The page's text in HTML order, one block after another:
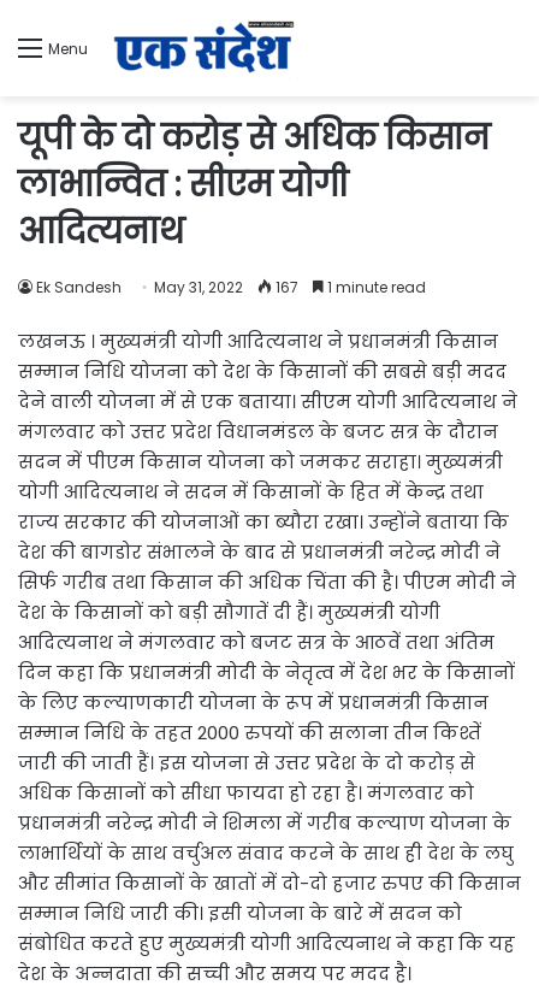
Menu
यूपी के दो करोड़ से अधिक किसान
लाभान्वित : सीएम योगी
आदित्यनाथ
Ek Sandesh May 31, 2022 167 1 minute read
लखनऊ । मुख्यमंत्री योगी आदित्यनाथ ने प्रधानमंत्री किसान
सम्मान निधि योजना को देश के किसानों की सबसे बड़ी मदद
देने वाली योजना में से एक बताया। सीएम योगी आदित्यनाथ ने
मंगलवार को उत्तर प्रदेश विधानमंडल के बजट सत्र के दौरान
सदन में पीएम किसान योजना को जमकर सराहा। मुख्यमंत्री
योगी आदित्यनाथ ने सदन में किसानों के हित में केन्द्र तथा
राज्य सरकार की योजनाओं का ब्यौरा रखा। उन्होंने बताया कि
देश की बागडोर संभालने के बाद से प्रधानमंत्री नरेन्द्र मोदी ने
सिर्फ गरीब तथा किसान की अधिक चिंता की है। पीएम मोदी ने
देश के किसानों को बड़ी सौगातें दी हैं। मुख्यमंत्री योगी
आदित्यनाथ ने मंगलवार को बजट सत्र के आठवें तथा अंतिम
दिन कहा कि प्रधानमंत्री मोदी के नेतृत्व में देश भर के किसानों
के लिए कल्याणकारी योजना के रूप में प्रधानमंत्री किसान
सम्मान निधि के तहत 2000 रुपयों की सलाना तीन किश्तें
जारी की जाती हैं। इस योजना से उत्तर प्रदेश के दो करोड़ से
अधिक किसानों को सीधा फायदा हो रहा है। मंगलवार को
प्रधानमंत्री नरेन्द्र मोदी ने शिमला में गरीब कल्याण योजना के
लाभार्थियों के साथ वर्चुअल संवाद करने के साथ ही देश के लघु
और सीमांत किसानों के खातों में दो-दो हजार रुपए की किसान
सम्मान निधि जारी की। इसी योजना के बारे में सदन को
संबोधित करते हुए मुख्यमंत्री योगी आदित्यनाथ ने कहा कि यह
देश के अन्नदाता की सच्ची और समय पर मदद है।